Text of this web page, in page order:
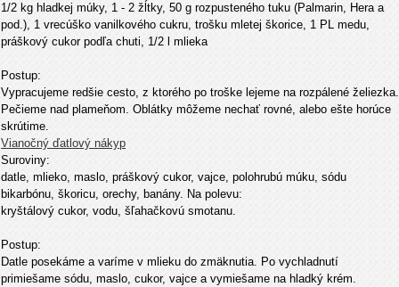
1/2 kg hladkej múky, 1 - 2 žĺtky, 50 g rozpusteného tuku (Palmarin, Hera a
pod.), 1 vrecúško vanilkového cukru, trošku mletej škorice, 1 PL medu,
práškový cukor podľa chuti, 1/2 l mlieka
Postup:
Vypracujeme redšie cesto, z ktorého po troške lejeme na rozpálené želiezka.
Pečieme nad plameňom. Oblátky môžeme nechať rovné, alebo ešte horúce
skrútime.
Vianočný ďatlový nákyp
Suroviny:
datle, mlieko, maslo, práškový cukor, vajce, polohrubú múku, sódu
bikarbónu, škoricu, orechy, banány. Na polevu:
kryštálový cukor, vodu, šľahačkovú smotanu.
Postup:
Datle posekáme a varíme v mlieku do zmäknutia. Po vychladnutí
primiešame sódu, maslo, cukor, vajce a vymiešame na hladký krém.